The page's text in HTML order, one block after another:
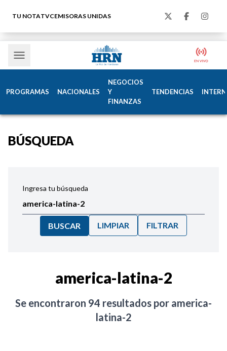
TU NOTATVCEMISORAS UNIDAS
PROGRAMAS NACIONALES
NEGOCIOS
Y
FINANZAS
TENDENCIAS
BÚSQUEDA
Ingresa tu búsqueda
BUSCAR LIMPIAR FILTRAR
america-latina-2
Se encontraron 94 resultados por america-
latina-2